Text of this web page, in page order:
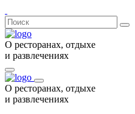
О ресторанах, отдыхе
и развлечениях
О ресторанах, отдыхе
и развлечениях